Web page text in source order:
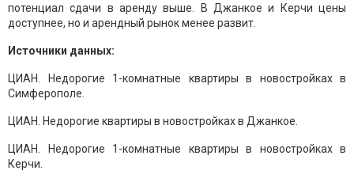
потенциал сдачи в аренду выше. В Джанкое и Керчи цены
доступнее, но и арендный рынок менее развит.
Источники данных:
ЦИАН. Недорогие 1-комнатные квартиры в новостройках в
Симферополе.
ЦИАН. Недорогие квартиры в новостройках в Джанкое.
ЦИАН. Недорогие 1-комнатные квартиры в новостройках в
Керчи.